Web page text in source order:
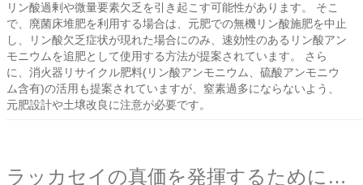
リン酸過剰や微量要素欠乏を引き起こす可能性があります。 そこ
で、廃菌床堆肥を利用する場合は、元肥での無機リン酸施肥を中止
し、リン酸欠乏症状が現れた場合にのみ、速効性のあるリン酸アン
モニウムを追肥として使用する方法が提案されています。 さら
に、消火器リサイクル肥料(リン酸アンモニウム、硫酸アンモニウ
ム含有)の活用も提案されていますが、窒素過多にならないよう、
元肥設計や土壌改良に注意が必要です。
ラッカセイの真価を発揮するために石灰施肥に注意する必要がありそうだ